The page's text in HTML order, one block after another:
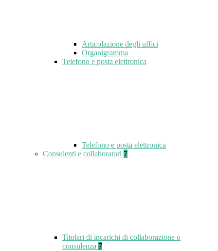
Articolazione degli uffici
Organigramma
Telefono e posta elettronica
Telefono e posta elettronica
Consulenti e collaboratori 7
Titolari di incarichi di collaborazione o
consulenza 7